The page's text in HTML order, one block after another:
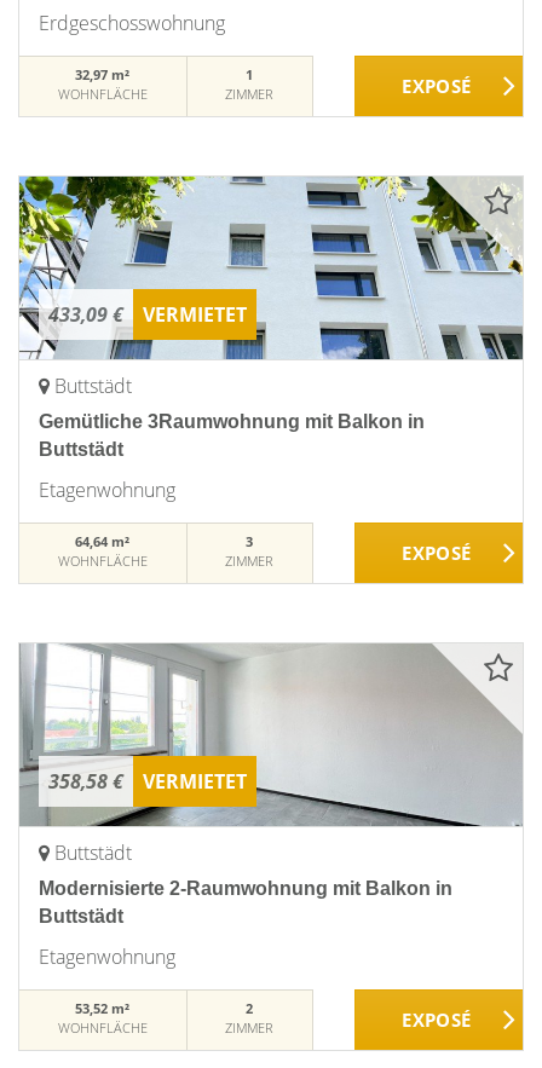
Erdgeschosswohnung
32,97 m²
WOHNFLÄCHE
1
ZIMMER
433,09 € VERMIETET
Buttstädt
Gemütliche 3Raumwohnung mit Balkon in
Buttstädt
Etagenwohnung
64,64 m²
WOHNFLÄCHE
3
ZIMMER
358,58 € VERMIETET
Buttstädt
Modernisierte 2-Raumwohnung mit Balkon in
Buttstädt
Etagenwohnung
53,52 m²
WOHNFLÄCHE
2
ZIMMER